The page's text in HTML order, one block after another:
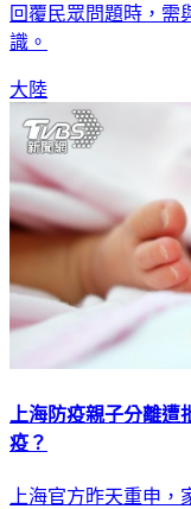
回覆民眾問題時，需
識。
大陸
上海防疫親子分離
疫？
上海官方昨天重申，